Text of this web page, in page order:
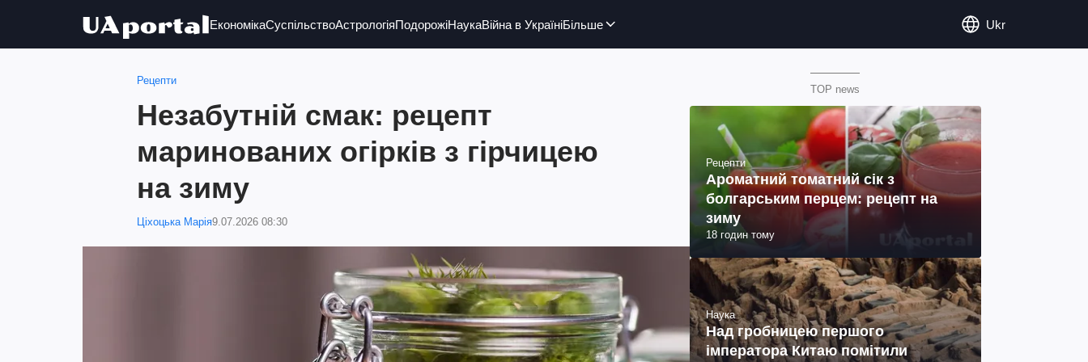
ЕкономікаСуспільствоАстрологіяПодорожіНаукаВійна в УкраїніБільше Ukr
Рецепти
Незабутній смак: рецепт
маринованих огірків з гірчицею
на зиму
Ціхоцька Марія9.07.2026 08:30
TOP news
Рецепти
Ароматний томатний сік з
болгарським перцем: рецепт на
зиму
18 годин тому
Наука
Над гробницею першого
імператора Китаю помітили